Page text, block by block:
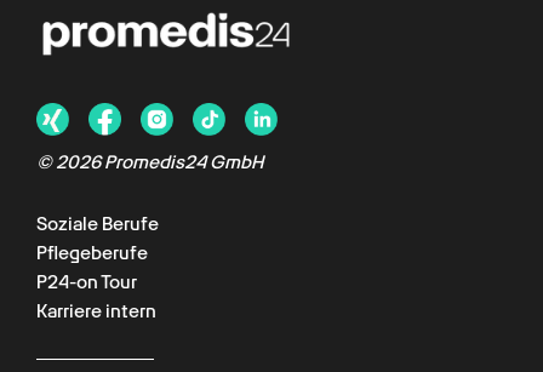
© 2026 Promedis24 GmbH
Soziale Berufe
Pflegeberufe
P24-on Tour
Karriere intern